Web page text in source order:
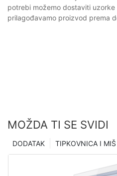
potrebi možemo dostaviti
prilagođavamo proizvod prema
MOŽDA TI SE SVIDI
TIPKOVNICA I MIŠ
DODATAK